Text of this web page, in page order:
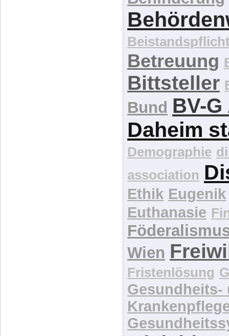
Behinderte
Behinderung
Betreuung
Bittsteller
Bund BV-
Daheim
Demographie
association
Ethik Eugenik
Euthanasie
Wien